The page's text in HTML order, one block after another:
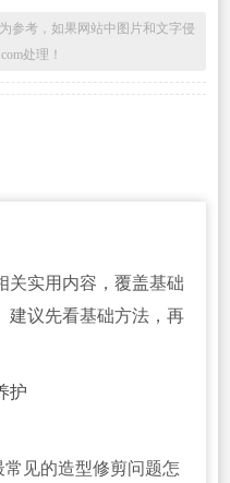
参考，如果网站中图片和文字侵
处理！
关实用内容，覆盖基础
建议先看基础方法，再
护
见的造型修剪问题怎